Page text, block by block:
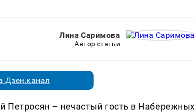
Лина Саримова
Автор статьи
Дзен.канал
Петросян – нечастый гость в Набережных